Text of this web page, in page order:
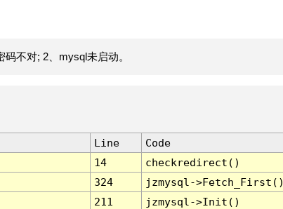
不对; 2、mysql未启动。
Line
Code
14
checkredirect()
324
jzmysql-
211
jzmysql->Init()